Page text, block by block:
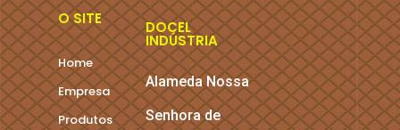
O SITE
Home
Empresa
Produtos
DOCEL
INDÚSTRIA
Alameda Nossa
Senhora de